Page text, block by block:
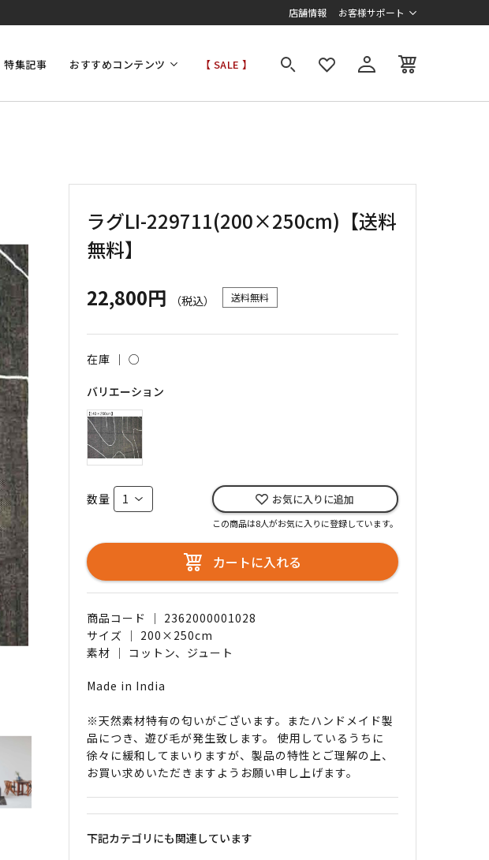
店舗情報 お客様サポート
特集記事 おすすめコンテンツ 【 SALE 】
ラグLI-229711(200×250cm)【送料
無料】
22,800円
（税込） 送料無料
在庫 ｜○
バリエーション
数量 お気に入りに追加
この商品は8人がお気に入りに登録しています。
カートに入れる
商品コード ｜ 2362000001028
サイズ ｜ 200×250cm
素材 ｜ コットン、ジュート
Made in India
※天然素材特有の匂いがございます。またハンドメイド製
品につき、遊び毛が発生致します。 使用しているうちに
徐々に緩和してまいりますが、製品の特性とご理解の上、
お買い求めいただきますようお願い申し上げます。
下記カテゴリにも関連しています